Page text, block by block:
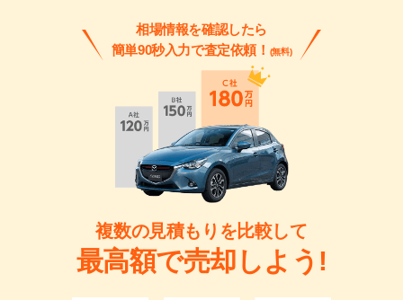
相場情報を確認したら
簡単90秒入力で査定依頼！ (無料)
複数の見積もりを比較して
最高額で売却しよう!